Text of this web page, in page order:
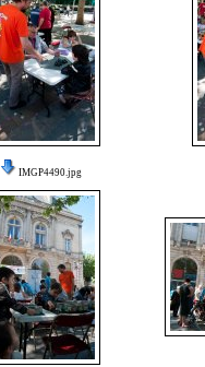
IMGP4490.jpg